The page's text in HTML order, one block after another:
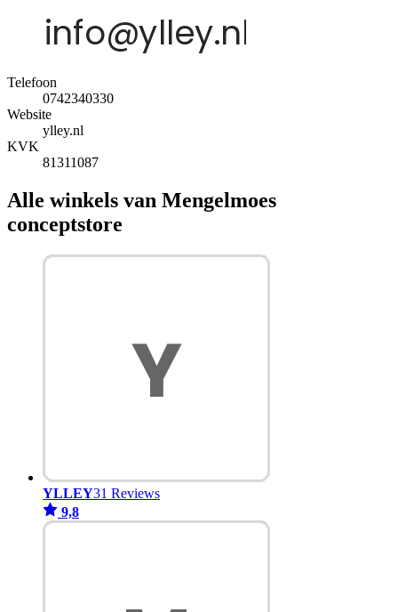
Telefoon
0742340330
Website
ylley.nl
KVK
81311087
Alle winkels van Mengelmoes
conceptstore
YLLEY31 Reviews
9,8